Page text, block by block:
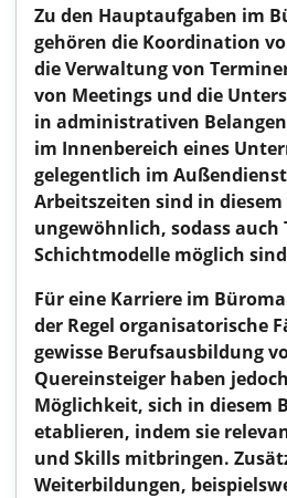
Zu den Hauptaufgaben im
gehören die Koordination
die Verwaltung von
von Meetings und die
in administrativen
im Innenbereich eines
gelegentlich im
Arbeitszeiten sind in
ungewöhnlich, sodass
Schichtmodelle möglich
Für eine Karriere im
der Regel organisatorische
gewisse Berufsausbildung
Quereinsteiger haben
Möglichkeit, sich in diesem
etablieren, indem sie
und Skills mitbringen.
Weiterbildungen,